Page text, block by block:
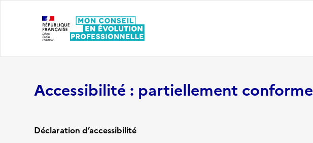
Accessibilité : partiellement conforme
Déclaration d’accessibilité